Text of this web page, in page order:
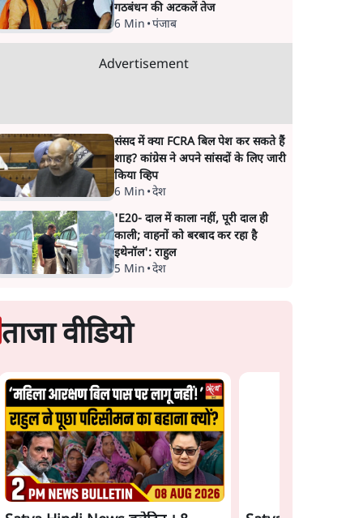
गठबंधन की अटकलें तेज
6 Min •पंजाब
Advertisement
संसद में क्या FCRA बिल पेश कर सकते हैं
शाह? कांग्रेस ने अपने सांसदों के लिए जारी
किया व्हिप
6 Min •देश
'E20- दाल में काला नहीं, पूरी दाल ही
काली; वाहनों को बरबाद कर रहा है
इथेनॉल': राहुल
5 Min •देश
ताजा वीडियो